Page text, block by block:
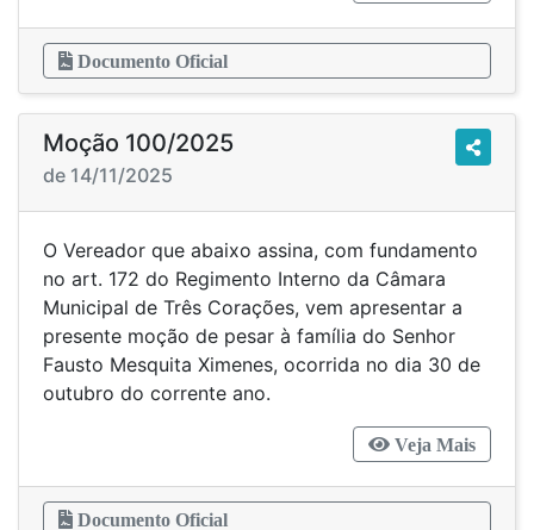
Documento Oficial
Moção 100/2025
de 14/11/2025
O Vereador que abaixo assina, com fundamento
no art. 172 do Regimento Interno da Câmara
Municipal de Três Corações, vem apresentar a
presente moção de pesar à família do Senhor
Fausto Mesquita Ximenes, ocorrida no dia 30 de
outubro do corrente ano.
Veja Mais
Documento Oficial